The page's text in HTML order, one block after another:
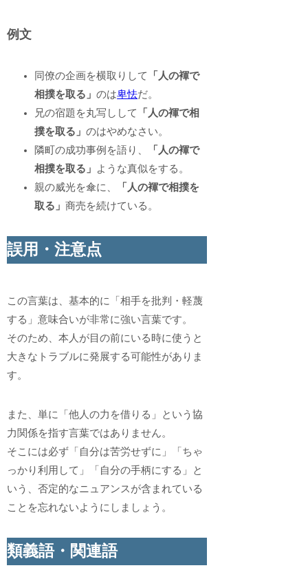
例文
同僚の企画を横取りして
「人の褌で
相撲を取る」のは卑怯だ。
兄の宿題を丸写しして
「人の褌で相
撲を取る」のはやめなさい。
隣町の成功事例を語り、
「人の褌で
相撲を取る」
ような真似をする。
親の威光を傘に、
「人の褌で相撲を
取る」商売を続けている。
誤用・注意点
この言葉は、基本的に「相手を批判・軽蔑
する」意味合いが非常に強い言葉です。
そのため、本人が目の前にいる時に使うと
大きなトラブルに発展する可能性がありま
す。
また、単に「他人の力を借りる」という協
力関係を指す言葉ではありません。
そこには必ず「自分は苦労せずに」「ちゃ
っかり利用して」「自分の手柄にする」と
いう、否定的なニュアンスが含まれている
ことを忘れないようにしましょう。
類義語・関連語